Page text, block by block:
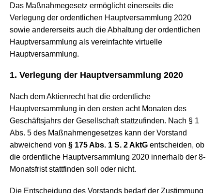
Das Maßnahmegesetz ermöglicht einerseits die
Verlegung der ordentlichen Hauptversammlung 2020
sowie andererseits auch die Abhaltung der ordentlichen
Hauptversammlung als vereinfachte virtuelle
Hauptversammlung.
1. Verlegung der Hauptversammlung 2020
Nach dem Aktienrecht hat die ordentliche
Hauptversammlung in den ersten acht Monaten des
Geschäftsjahrs der Gesellschaft stattzufinden. Nach § 1
Abs. 5 des Maßnahmengesetzes kann der Vorstand
abweichend von § 175 Abs. 1 S. 2 AktG entscheiden, ob
die ordentliche Hauptversammlung 2020 innerhalb der 8-
Monatsfrist stattfinden soll oder nicht.
Die Entscheidung des Vorstands bedarf der Zustimmung